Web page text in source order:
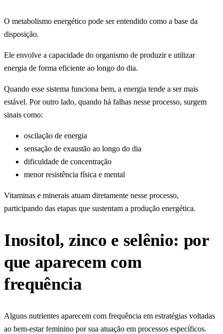
O metabolismo energético pode ser entendido como a base da
disposição.
Ele envolve a capacidade do organismo de produzir e utilizar
energia de forma eficiente ao longo do dia.
Quando esse sistema funciona bem, a energia tende a ser mais
estável. Por outro lado, quando há falhas nesse processo, surgem
sinais como:
oscilação de energia
sensação de exaustão ao longo do dia
dificuldade de concentração
menor resistência física e mental
Vitaminas e minerais atuam diretamente nesse processo,
participando das etapas que sustentam a produção energética.
Inositol, zinco e selênio: por
que aparecem com
frequência
Alguns nutrientes aparecem com frequência em estratégias voltadas
ao bem-estar feminino por sua atuação em processos específicos.